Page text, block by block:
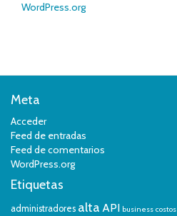
WordPress.org
Meta
Acceder
Feed de entradas
Feed de comentarios
WordPress.org
Etiquetas
administradores alta API business costos